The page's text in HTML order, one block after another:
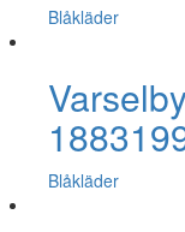
Blåkläder
Blåkläder